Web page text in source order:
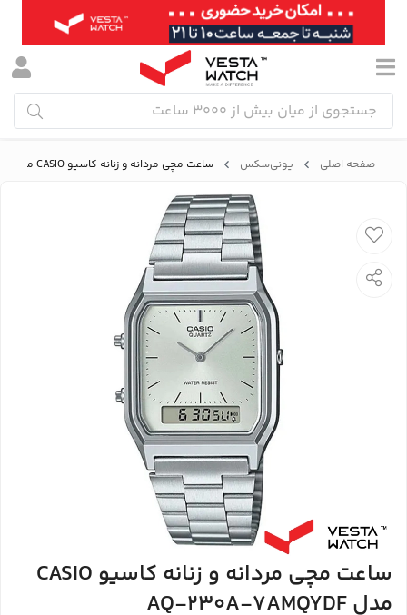
صفحه اصلی یونی‌سکس ساعت مچی مردانه و زنانه کاسیو CASIO مدل AQ-230A-7AMQYDF
ساعت مچی مردانه و زنانه کاسیو CASIO
مدل AQ-230A-7AMQYDF